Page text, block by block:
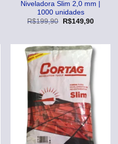
Niveladora Slim 2,0 mm |
1000 unidades
R$199,90
O
R$199,90.
R$149,90O